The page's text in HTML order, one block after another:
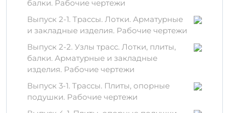
соответствии с ГОСТ, что гарантирует его
долговечность и высокую
эксплуатационную надежность.
Материалы и производство
Для создания ПД 300-120-12-3
используются исключительно
балки. Рабочие чертежи
Выпуск 2-1. Трассы. Лотки. Арматурные
и закладные изделия. Рабочие чертежи
Выпуск 2-2. Узлы трасс. Лотки, плиты,
балки. Арматурные и закладные
изделия. Рабочие чертежи
Выпуск 3-1. Трассы. Плиты, опорные
подушки. Рабочие чертежи